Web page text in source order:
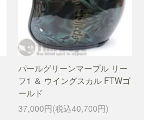
パールグリーンマーブル リー
フ1 ＆ ウイングスカル FTWゴ
ールド
37,000円(税込40,700円)